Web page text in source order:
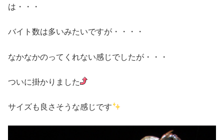
は・・・
バイト数は多いみたいですが・・・・
なかなかのってくれない感じでしたが・・・
ついに掛かりました
サイズも良さそうな感じです